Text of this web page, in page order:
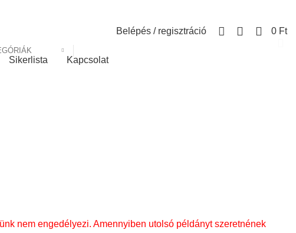
Belépés / regisztráció 0 Ft
Sikerlista Kapcsolat
nem engedélyezi. Amennyiben utolsó példányt szeretnének